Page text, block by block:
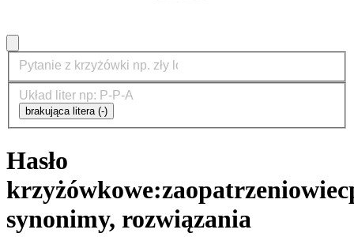
brakująca litera (-)
Hasło
krzyżówkowe:zaopatrzeniowiec
synonimy, rozwiązania